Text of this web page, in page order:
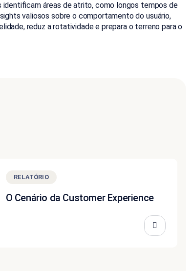
identificam áreas de atrito, como longos tempos de
valiosos sobre o comportamento do usuário,
reduz a rotatividade e prepara o terreno para o
RELATÓRIO
O Cenário da Customer Experience